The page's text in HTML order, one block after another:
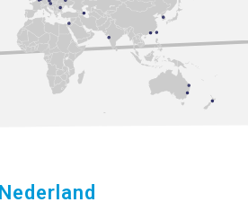
Nederland